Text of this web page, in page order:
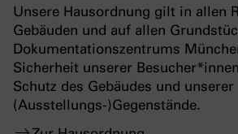
Unsere Hausordnung gilt in allen
Gebäuden und auf allen
Dokumentationszentrums
Sicherheit unserer
Schutz des Gebäudes und unserer
(Ausstellungs-)Gegenstände.